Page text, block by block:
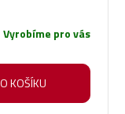
Vyrobíme pro vás
KOŠÍKU